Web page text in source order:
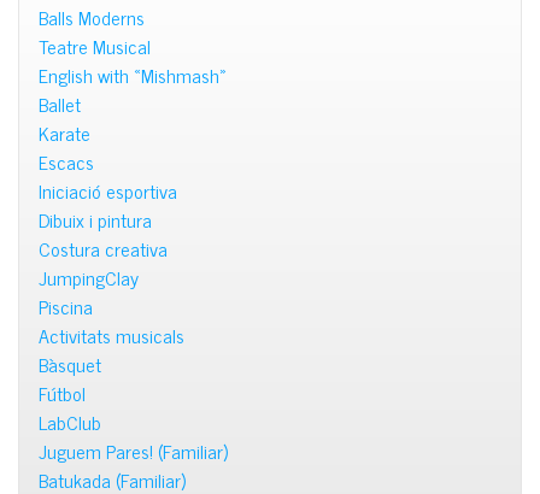
Balls Moderns
Teatre Musical
English with «Mishmash»
Ballet
Karate
Escacs
Iniciació esportiva
Dibuix i pintura
Costura creativa
JumpingClay
Piscina
Activitats musicals
Bàsquet
Fútbol
LabClub
Juguem Pares! (Familiar)
Batukada (Familiar)